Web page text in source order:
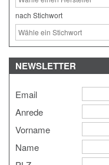
nach Stichwort
NEWSLETTER
Email
Anrede
Vorname
Name